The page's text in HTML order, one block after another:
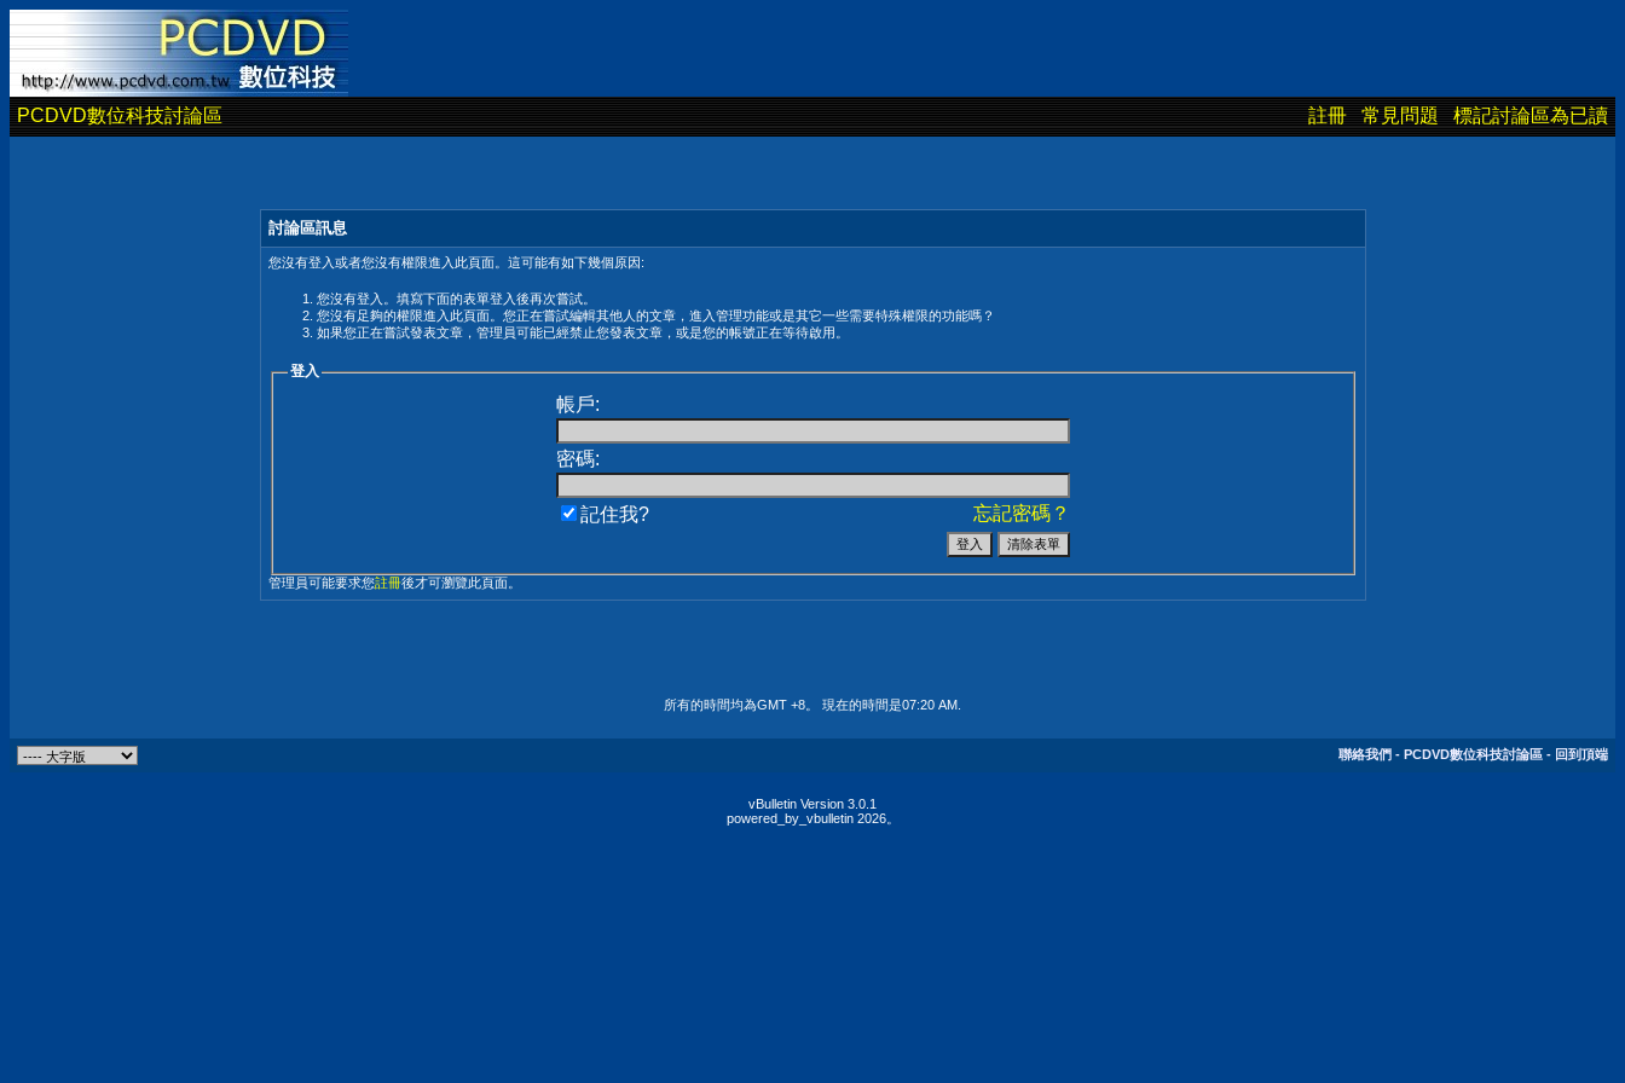
PCDVD數位科技討論區 註冊 常見問題 標記討論區為已讀
討論區訊息
您沒有登入或者您沒有權限進入此頁面。這可能有如下幾個原因:
您沒有登入。填寫下面的表單登入後再次嘗試。
您沒有足夠的權限進入此頁面。您正在嘗試編輯其他人的文章，進入管理功能或是其它一些需要特殊權限的功能嗎？
如果您正在嘗試發表文章，管理員可能已經禁止您發表文章，或是您的帳號正在等待啟用。
登入
帳戶:
密碼:
忘記密碼？
記住我?
管理員可能要求您註冊後才可瀏覽此頁面。
所有的時間均為GMT +8。 現在的時間是07:20 AM
聯絡我們 - PCDVD數位科技討論區 - 回到頂端
vBulletin Version 3.0.1
powered_by_vbulletin 2026。